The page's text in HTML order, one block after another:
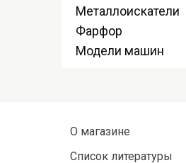
Металлоискатели
Фарфор
Модели машин
О магазине
Список литературы